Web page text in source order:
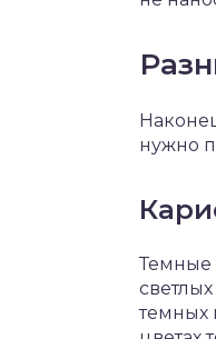
нужно
Темные
темных